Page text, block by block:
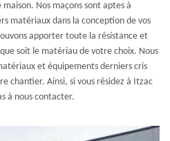
Nos maçons sont aptes à
matériaux dans la conception de vos
apporter toute la résistance et
soit le matériau de votre choix. Nous
et équipements derniers cris
chantier. Ainsi, si vous résidez à Itzac
à nous contacter.